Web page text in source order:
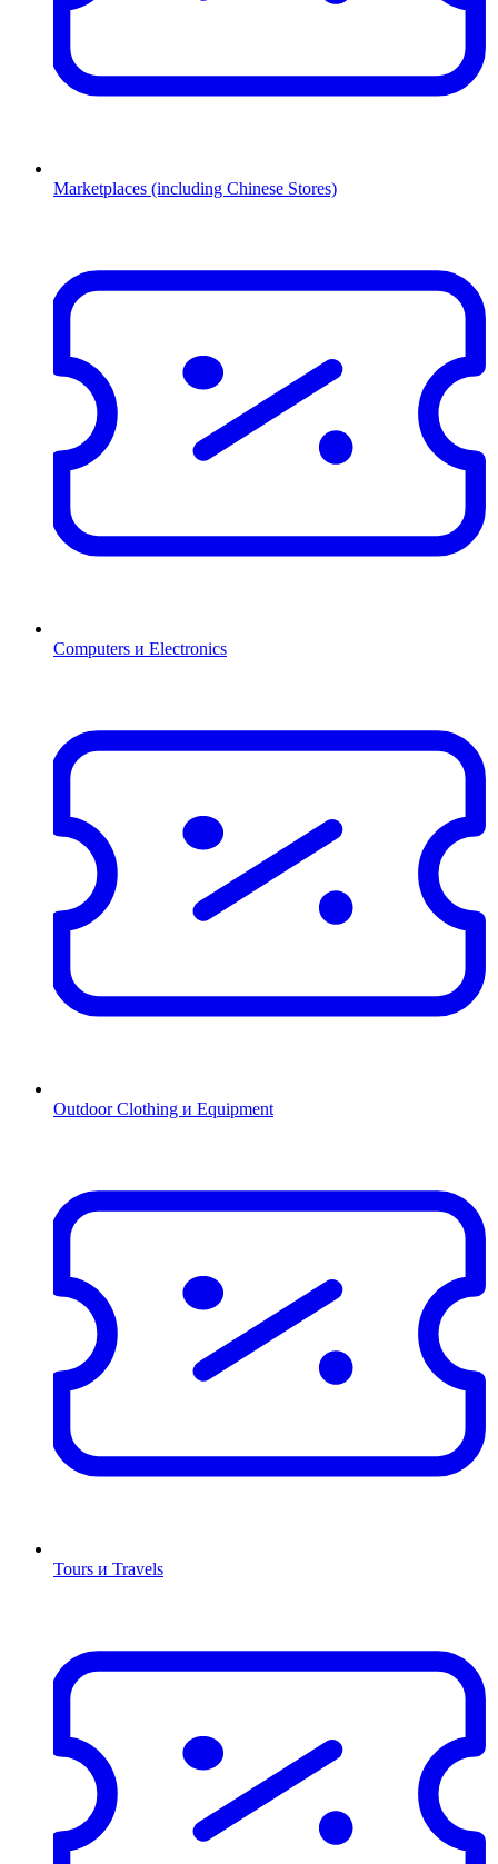
Marketplaces (including Chinese Stores)
Computers и Electronics
Outdoor Clothing и Equipment
Tours и Travels